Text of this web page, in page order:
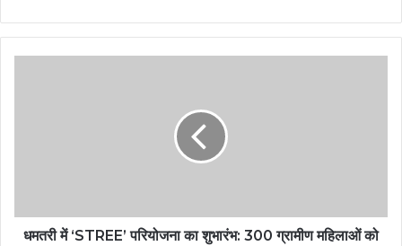
धमतरी में ‘STREE’ परियोजना का शुभारंभ: 300 ग्रामीण महिलाओं को